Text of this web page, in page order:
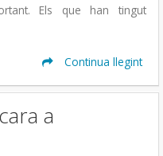
Els que han tingut
Continua llegint
a